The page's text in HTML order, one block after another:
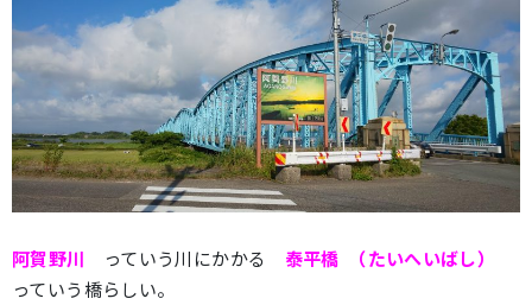
阿賀野川 っていう川にかかる 泰平橋 （たいへいばし）
っていう橋らしい。